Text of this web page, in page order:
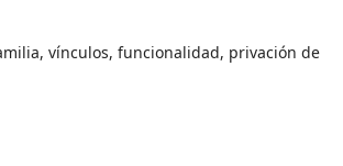
vínculos, funcionalidad, privación de